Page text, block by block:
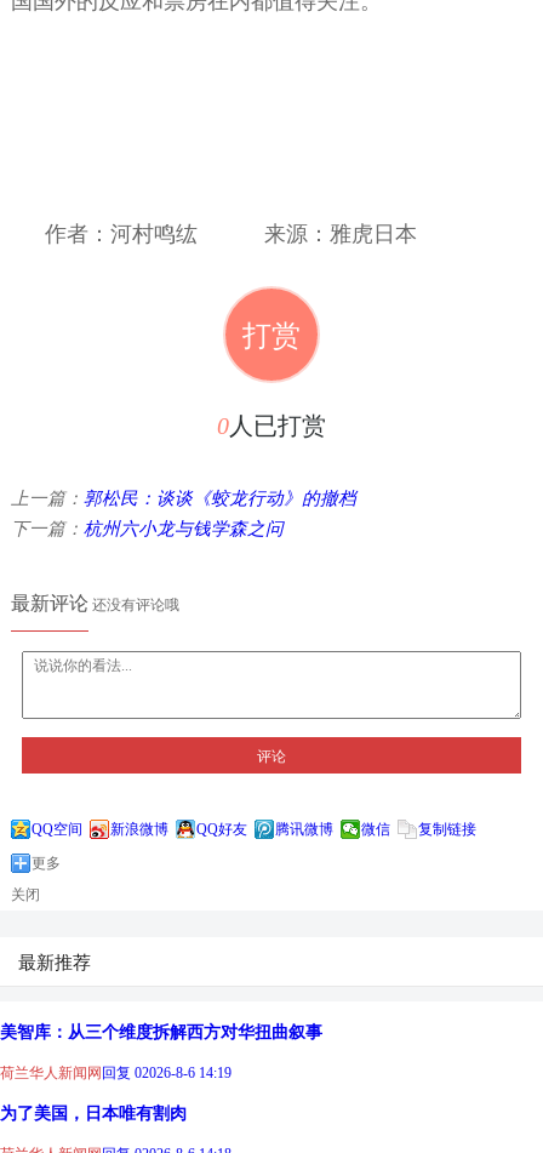
作者：河村鸣纮 来源：雅虎日本
打赏
0人已打赏
上一篇： 郭松民：谈谈《蛟龙行动》的撤档
下一篇： 杭州六小龙与钱学森之问
最新评论还没有评论哦
评论
QQ空间 新浪微博 QQ好友 腾讯微博 微信
复制链接
更多
关闭
最新推荐
美智库：从三个维度拆解西方对华扭曲叙事
荷兰华人新闻网回复 02026-8-6 14:19
为了美国，日本唯有割肉